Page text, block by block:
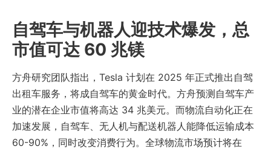
自驾车与机器人迎技术爆发，总
市值可达 60 兆镁
方舟研究团队指出，Tesla 计划在 2025 年正式推出自驾
出租车服务，将成自驾车的黄金时代。方舟预测自驾车产
业的潜在企业市值将高达 34 兆美元。而物流自动化正在
加速发展，自驾车、无人机与配送机器人能降低运输成本
60-90%，同时改变消费行为。全球物流市场预计将在